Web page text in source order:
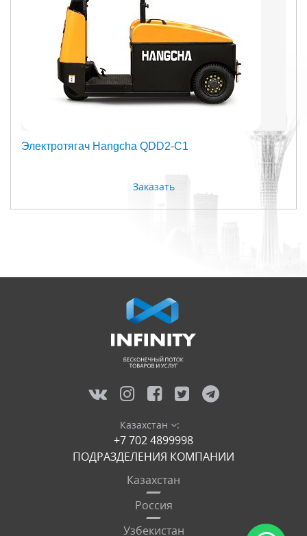
Электротягач Hangcha QDD2-C1
Заказать
Казахстан :
+7 702 4899998
ПОДРАЗДЕЛЕНИЯ КОМПАНИИ
Казахстан
Россия
Узбекистан